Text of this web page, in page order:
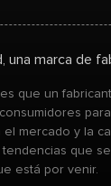
una marca de
es que un
el mercado y la
que
está por venir.